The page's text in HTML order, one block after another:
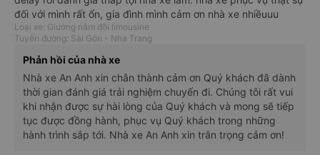
Giới thiệu
Thông tin xe An Anh Limousine
Xe An Anh Limousine đi Đà Lạt từ Sài
đối với mình rất ổn, gia đình mình cảm ơn nhà xe nhiềuuu
Loại xe: Giường nằm đôi limousine
Tuyến đường: Sài Gòn - Nha Trang
Phản hồi của nhà xe
Nhà xe An Anh xin chân thành cảm ơn Quý khách đã dành
thời gian đánh giá trải nghiệm chuyến đi. Chúng tôi rất vui
khi nhận được sự hài lòng của Quý khách và mong sẽ tiếp
tục được đồng hành, phục vụ Quý khách trong những
hành trình sắp tới. Nhà xe An Anh xin trân trọng cảm ơn!